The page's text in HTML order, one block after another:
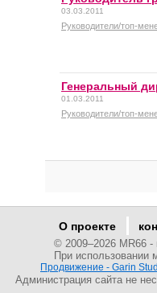
03.03.2011
Руководители/топ-
Генеральный
01.03.2011
Руководители/топ-
О проекте
© 2009–2026 MR66
При использовании
Продвижение - Garin
Администрация сайта не